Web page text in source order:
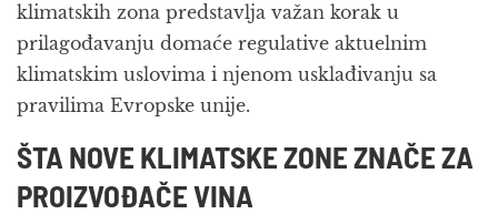
klimatskih zona predstavlja važan korak u
prilagođavanju domaće regulative aktuelnim
klimatskim uslovima i njenom usklađivanju sa
pravilima Evropske unije.
ŠTA NOVE KLIMATSKE ZONE ZNAČE ZA
PROIZVOĐAČE VINA